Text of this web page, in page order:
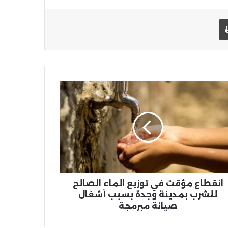
اطبعها
انقطاع مؤقت في توزيع الماء الصالح
للشرب بمدينة وجدة بسبب أشغال
صيانة مبرمجة